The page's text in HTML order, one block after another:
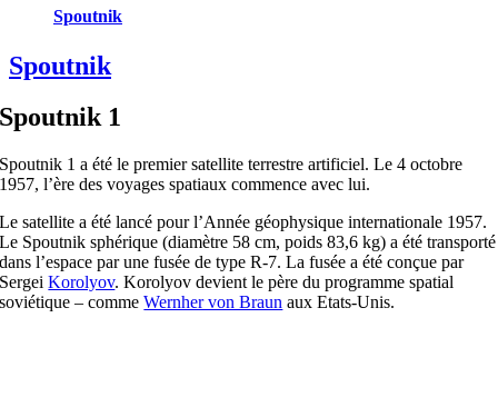
Spoutnik
Spoutnik
Spoutnik 1
Spoutnik 1 a été le premier satellite terrestre artificiel. Le 4 octobre
1957, l’ère des voyages spatiaux commence avec lui.
Le satellite a été lancé pour l’Année géophysique internationale 1957.
Le Spoutnik sphérique (diamètre 58 cm, poids 83,6 kg) a été transporté
dans l’espace par une fusée de type R-7. La fusée a été conçue par
SergeiKorolyov. Korolyov devient le père du programme spatial
soviétique – commeWernher von Braun aux Etats-Unis.